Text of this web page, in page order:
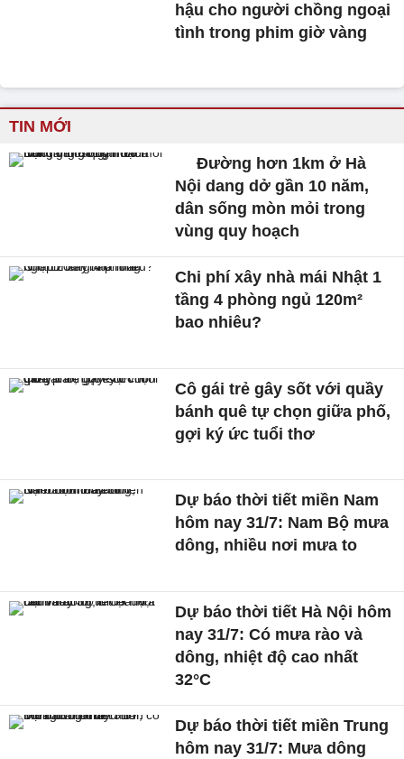
hậu cho người chồng ngoại
tình trong phim giờ vàng
TIN MỚI
Đường hơn 1km ở Hà
Nội dang dở gần 10 năm,
dân sống mòn mỏi trong
vùng quy hoạch
Chi phí xây nhà mái Nhật 1
tầng 4 phòng ngủ 120m²
bao nhiêu?
Cô gái trẻ gây sốt với quầy
bánh quê tự chọn giữa phố,
gợi ký ức tuổi thơ
Dự báo thời tiết miền Nam
hôm nay 31/7: Nam Bộ mưa
dông, nhiều nơi mưa to
Dự báo thời tiết Hà Nội hôm
nay 31/7: Có mưa rào và
dông, nhiệt độ cao nhất
32°C
Dự báo thời tiết miền Trung
hôm nay 31/7: Mưa dông